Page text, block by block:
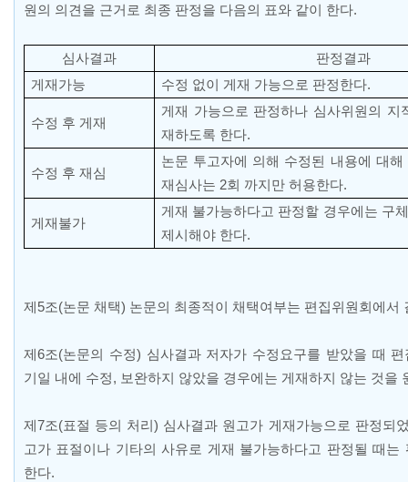
원의 의견을 근거로 최종 판정을 다음의 표와 같이 한다.
심사결과
판정결과
게재가능
수정 없이 게재 가능으로 판정한다.
수정 후 게재
게재 가능으로 판정하나 심사위원의 지
재하도록 한다.
수정 후 재심
논문 투고자에 의해 수정된 내용에 대
재심사는 2회 까지만 허용한다.
게재불가
게재 불가능하다고 판정할 경우에는 구
제시해야 한다.
제 5조(논문 채택) 논문의 최종적이 채택여부는 편집위원회에서
제 6조(논문의 수정) 심사결과 저자가 수정요구를 받았을 때
기일 내에 수정, 보완하지 않았을 경우에는 게재하지 않는 것을
제 7조(표절 등의 처리) 심사결과 원고가 게재가능으로 판정되
고가 표절이나 기타의 사유로 게재 불가능하다고 판정될 때는
한다.